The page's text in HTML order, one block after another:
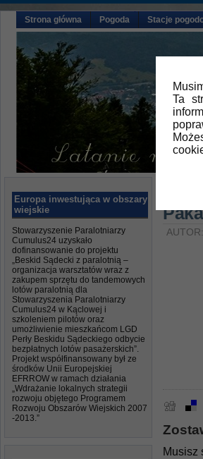
Ta
Strona główna Pogoda Stacje
Europa inwestująca w obszary
wiejskie
Stowarzyszenie Paralotniarzy
Cumulus24 uzyskało
dofinansowanie do projektu
„Beskid Sądecki z paralotnią –
organizacja warsztatów wraz z
zakupem sprzętu do tandemowych
lotów paralotnią dla
Stowarzyszenia Paralotniarzy
Cumulus24 w Kąclowej i
szkoleniem pilotów oraz
umożliwienie mieszkańcom LGD
Perły Beskidu Sądeckiego odbycie
bezpłatnych lotów pasażerskich”.
Projekt współfinansowany był ze
środków Unii Europejskiej
EFRROW w ramach działania
„Wdrażanie lokalnych strategii
rozwoju objętego Programem
Rozwoju Obszarów Wiejskich 2007
-2013.”
Paka
Musisz